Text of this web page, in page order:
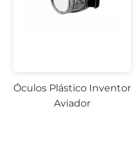
Óculos Plástico Inventor
Aviador